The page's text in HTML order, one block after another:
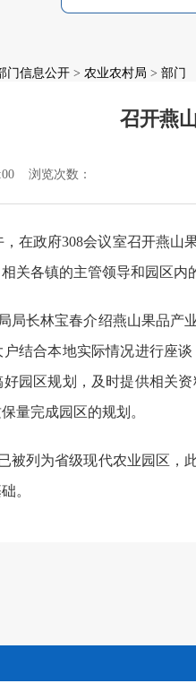
门信息公开 > 农业农村局 > 部门
召开燕
浏览次数：
，在政府308会议室召开燕
关各镇的主管领导和园区内
局长林宝春介绍燕山果品产
结合本地实际情况进行座
园区规划，及时提供相关
量完成园区的规划。
被列为省级现代农业园区，
。